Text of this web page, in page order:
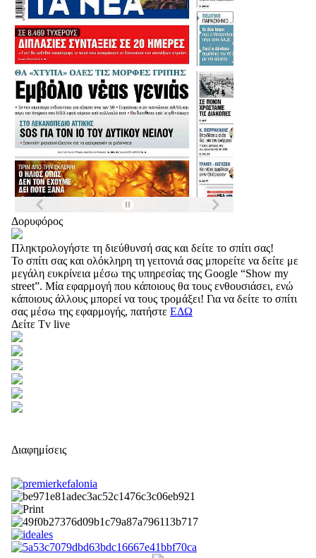
Δορυφόρος
Πληκτρολογήστε τη διεύθυνσή σας και δείτε το σπίτι σας!
Το σπίτι σας και ολόκληρη τη γειτονιά σας μπορείτε να δείτε με
μεγάλη ευκρίνεια μέσω της υπηρεσίας της Google “Show my
street”. Μία εφαρμογή που κάποιους θα τους ενθουσιάσει, ενώ
κάποιους άλλους μπορεί να τους τρομάξει! Για να δείτε το σπίτι
σας μέσω της εφαρμογής, πατήστε ΕΔΩ
Δείτε Tv live
Διαφημίσεις